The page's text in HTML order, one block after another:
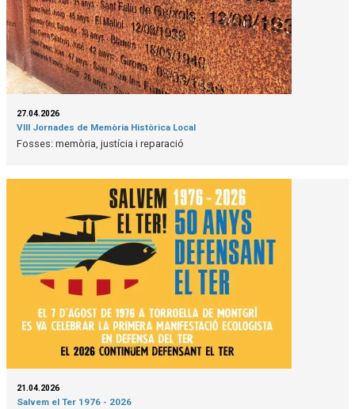
27.04.2026
VIII Jornades de Memòria Històrica Local
Fosses: memòria, justícia i reparació
21.04.2026
Salvem el Ter 1976 - 2026